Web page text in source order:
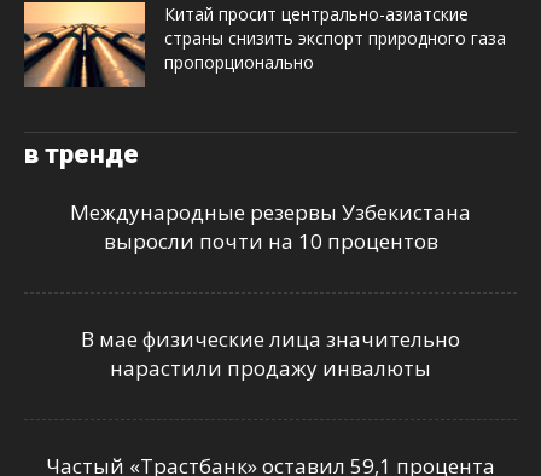
Китай просит центрально-азиатские
страны снизить экспорт природного газа
пропорционально
в тренде
Международные резервы Узбекистана
выросли почти на 10 процентов
В мае физические лица значительно
нарастили продажу инвалюты
Частый «Трастбанк» оставил 59,1 процента